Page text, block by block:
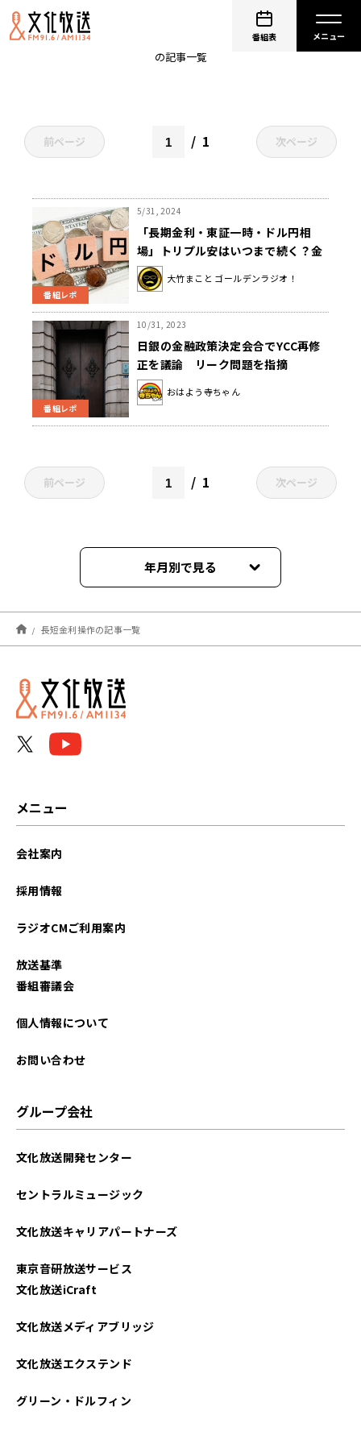
番組表
の記事一覧
前ページ 1 次ページ
番組レポ
5/31, 2024
「長期金利・東証一時・ドル円相
場」トリプル安はいつまで続く？金
子氏「１週間後の日銀金融政策決定
会合で金融緩和の是非に迫られる」
大竹まこと ゴールデンラジオ！
番組レポ
10/31, 2023
日銀の金融政策決定会合でYCC再修
正を議論 リーク問題を指摘
おはよう寺ちゃん
前ページ 1 次ページ
年月別で見る
2024年05月
2023年10月
長短金利操作の記事一覧
メニュー
会社案内
採用情報
ラジオCMご利用案内
放送基準
番組審議会
個人情報について
お問い合わせ
グループ会社
文化放送開発センター
セントラルミュージック
文化放送キャリアパートナーズ
東京音研放送サービス
文化放送iCraft
文化放送メディアブリッジ
文化放送エクステンド
グリーン・ドルフィン